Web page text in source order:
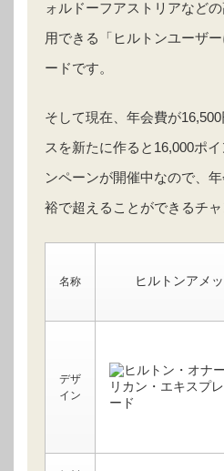
ォルドーフアストリアなど
用できる「ヒルトンユーザ
ードです。
そして現在、年会費が
スを新たに作ると16,000ポ
ンペーンが開催中なので、
裕で超えることができるチャ
名称 ヒルトンアメ
デザ
イン